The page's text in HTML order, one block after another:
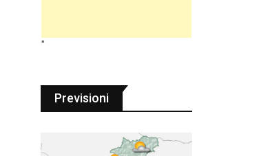
"
Previsioni